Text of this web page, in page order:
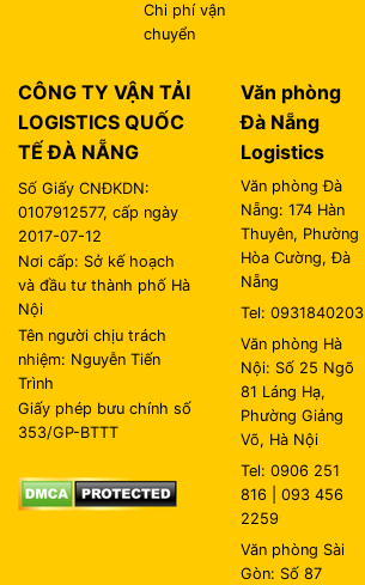
Chi phí vận
chuyển
CÔNG TY VẬN TẢI
LOGISTICS QUỐC
TẾ ĐÀ NẴNG
Số Giấy CNĐKDN:
0107912577, cấp ngày
2017-07-12
Nơi cấp: Sở kế hoạch
và đầu tư thành phố Hà
Nội
Tên người chịu trách
nhiệm: Nguyễn Tiến
Trình
Giấy phép bưu chính số
353/GP-BTTT
Văn phòng
Đà Nẵng
Logistics
Văn phòng Đà
Nẵng: 174 Hàn
Thuyên, Phường
Hòa Cường, Đà
Nẵng
Tel: 0931840203
Văn phòng Hà
Nội: Số 25 Ngõ
81 Láng Hạ,
Phường Giảng
Võ, Hà Nội
Tel: 0906 251
816 | 093 456
2259
Văn phòng Sài
Gòn: Số 87